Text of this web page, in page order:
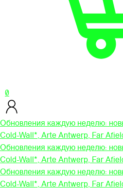
0
Обновления каждую неделю:
Cold-Wall*, Arte Antwerp, Far
Обновления каждую неделю:
Cold-Wall*, Arte Antwerp, Far
Обновления каждую неделю:
Cold-Wall*, Arte Antwerp, Far